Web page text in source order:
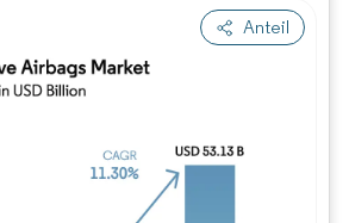
Anteil